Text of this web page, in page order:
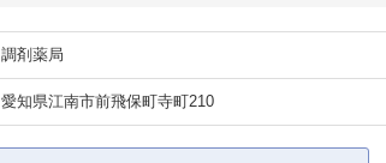
調剤薬局
愛知県江南市前飛保町寺町210